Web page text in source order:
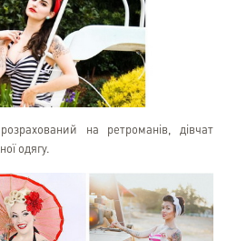
на ретроманів, дівчат
одягу.